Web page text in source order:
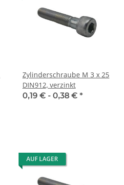
Zylinderschraube M 3 x 25
DIN912, verzinkt
0,19 € - 0,38 € *
AUF LAGER